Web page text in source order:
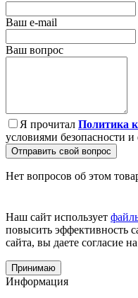
Ваш e-mail
Ваш вопрос
Я прочитал Политика
условиями безопасности
Отправить свой вопрос
Нет вопросов об этом
Наш сайт использует
повысить эффективность
сайта, вы даете согласие
Принимаю
Информация